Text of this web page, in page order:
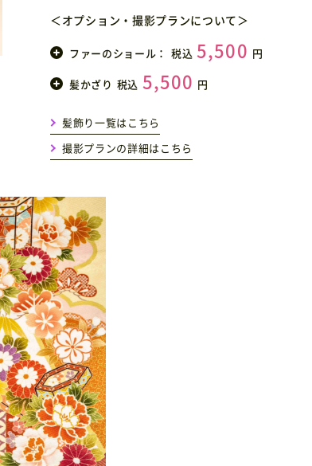
＜オプション・撮影プランについて＞
ファーのショール： 税込 5,500 円
髪かざり 税込 5,500 円
髪飾り一覧はこちら
撮影プランの詳細はこちら